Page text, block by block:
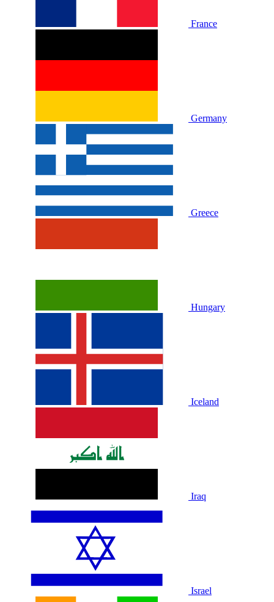
France
Germany
Greece
Hungary
Iceland
Iraq
Israel